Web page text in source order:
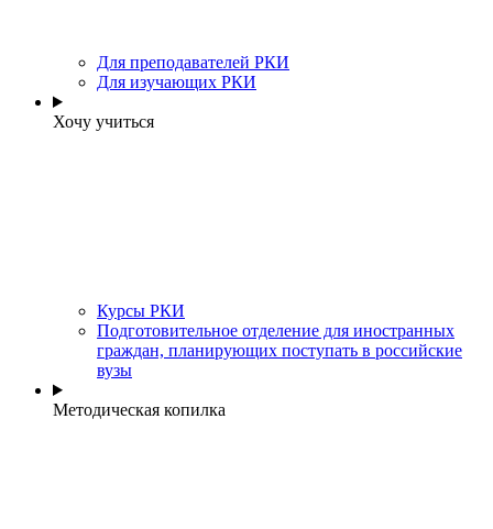
Для преподавателей РКИ
Для изучающих РКИ
Хочу учиться
Курсы РКИ
Подготовительное отделение для иностранных
граждан, планирующих поступать в российские
вузы
Методическая копилка